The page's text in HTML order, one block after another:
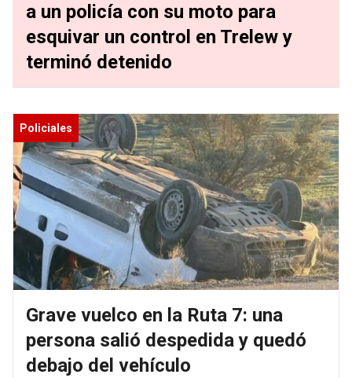
a un policía con su moto para
esquivar un control en Trelew y
terminó detenido
Policiales
Grave vuelco en la Ruta 7: una
persona salió despedida y quedó
debajo del vehículo